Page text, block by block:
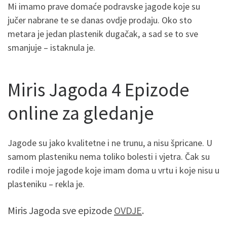
Mi imamo prave domaće podravske jagode koje su
jučer nabrane te se danas ovdje prodaju. Oko sto
metara je jedan plastenik dugačak, a sad se to sve
smanjuje – istaknula je.
Miris Jagoda 4 Epizode
online za gledanje
Jagode su jako kvalitetne i ne trunu, a nisu špricane. U
samom plasteniku nema toliko bolesti i vjetra. Čak su
rodile i moje jagode koje imam doma u vrtu i koje nisu u
plasteniku – rekla je.
Miris Jagoda sve epizode OVDJE.